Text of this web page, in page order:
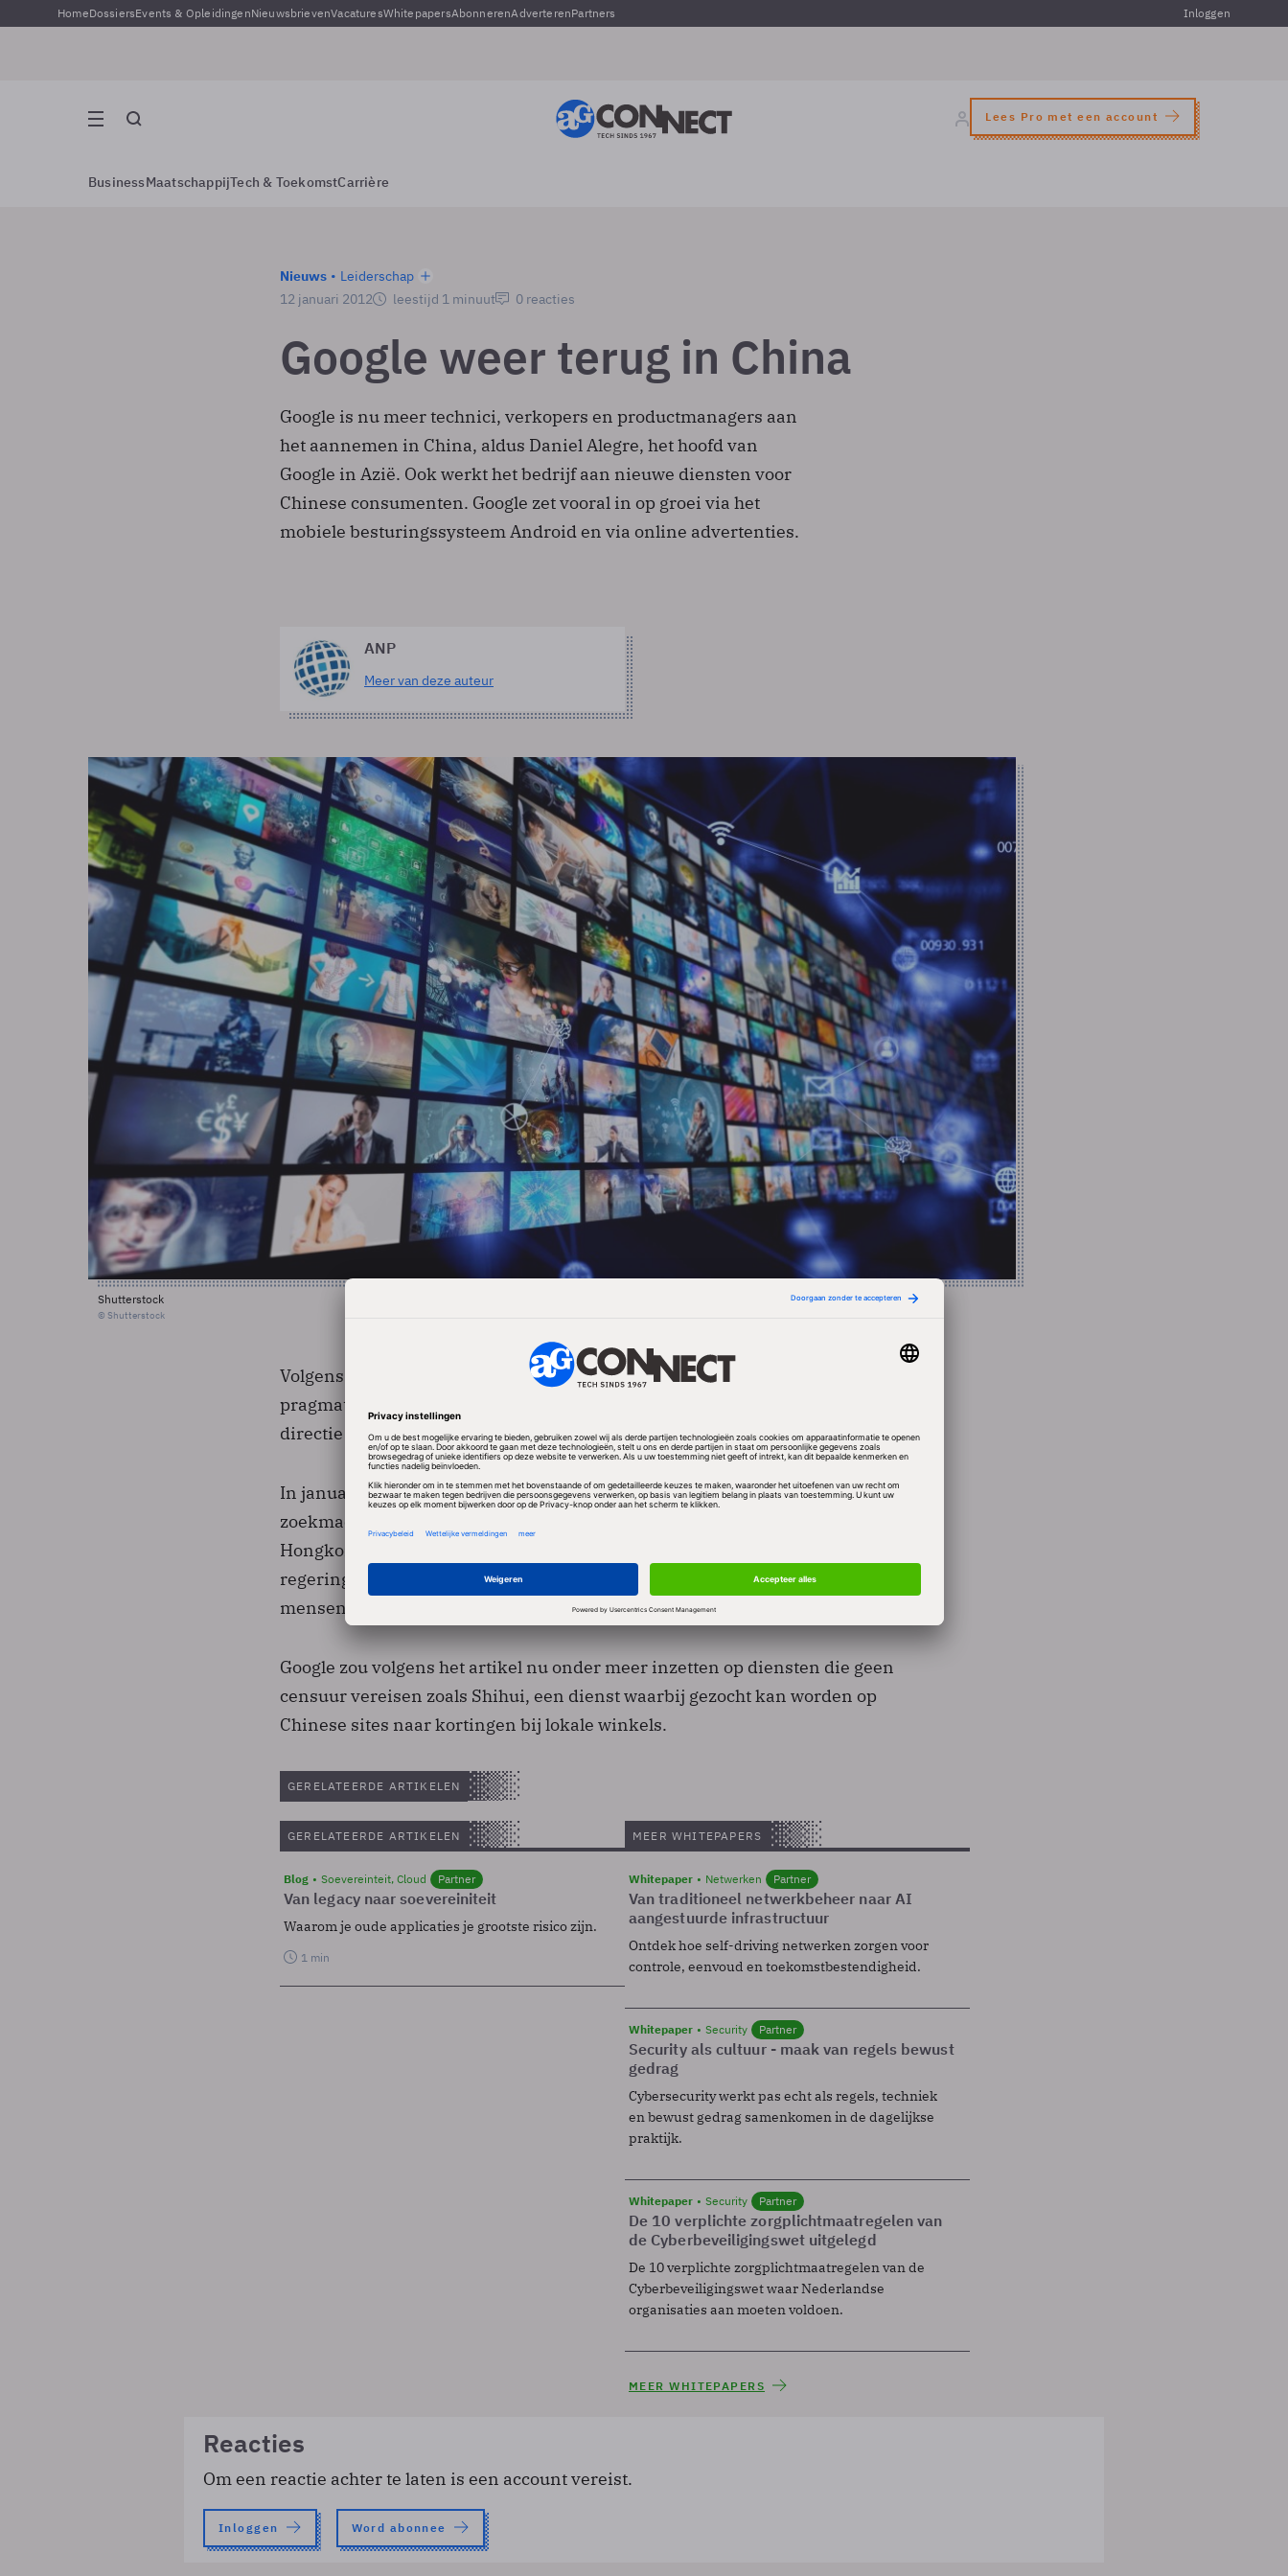
HomeDossiersEvents & OpleidingenNieuwsbrievenVacaturesWhitepapersAbonnerenAdverterenPartners Inloggen
Lees Pro met een account
BusinessMaatschappijTech & ToekomstCarrière
Nieuws
Leiderschap
12 januari 2012
leestijd 1 minuut 0 reacties
Google weer terug in China
Google is nu meer technici, verkopers en productmanagers aan
het aannemen in China, aldus Daniel Alegre, het hoofd van
Google in Azië. Ook werkt het bedrijf aan nieuwe diensten voor
Chinese consumenten. Google zet vooral in op groei via het
mobiele besturingssysteem Android en via online advertenties.
ANP
Meer van deze auteur
Shutterstock
© Shutterstock
Volgens Alegre is de beslissing om weer in te zetten op de Chinese markt "een
pragmatische''. "Er zijn zeer veel zakelijke mogelijkheden in China en de
directie erkent dat.''
In januari 2010 stopte Google met het aanbieden van een Chinese
zoekmachine via Google.cn en verwees gebruikers door naar een site vanuit
Hongkong om de censuur te omzeilen. Google beschuldigde de Chinese
regering van het hacken van Gmail-adressen van Chinese
mensenrechtenactivisten.
Google zou volgens het artikel nu onder meer inzetten op diensten die geen
censuur vereisen zoals Shihui, een dienst waarbij gezocht kan worden op
Chinese sites naar kortingen bij lokale winkels.
GERELATEERDE ARTIKELEN
GERELATEERDE ARTIKELEN
Blog Soevereinteit, Cloud Partner
Van legacy naar soevereiniteit
Waarom je oude applicaties je grootste risico zijn.
1 min
MEER WHITEPAPERS
Whitepaper Netwerken Partner
Van traditioneel netwerkbeheer naar AI
aangestuurde infrastructuur
Ontdek hoe self-driving netwerken zorgen voor
controle, eenvoud en toekomstbestendigheid.
Whitepaper Security Partner
Security als cultuur - maak van regels bewust
gedrag
Cybersecurity werkt pas echt als regels, techniek
en bewust gedrag samenkomen in de dagelijkse
praktijk.
Whitepaper Security Partner
De 10 verplichte zorgplichtmaatregelen van
de Cyberbeveiligingswet uitgelegd
De 10 verplichte zorgplichtmaatregelen van de
Cyberbeveiligingswet waar Nederlandse
organisaties aan moeten voldoen.
MEER WHITEPAPERS
Reacties
Om een reactie achter te laten is een account vereist.
Inloggen Word abonnee